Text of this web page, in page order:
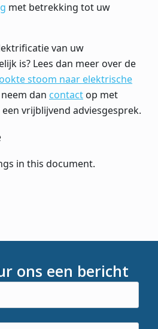
met betrekking tot uw
van uw
is? Lees dan meer over de
stoom naar elektrische
dan contactop met
vrijblijvend adviesgesprek.
in this document.
ons een bericht